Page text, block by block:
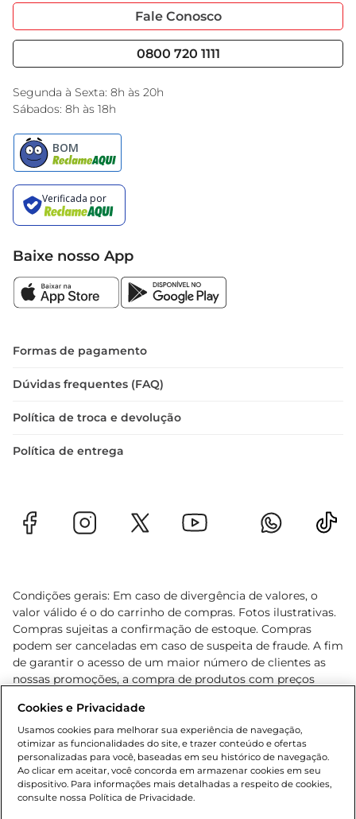
Portal do Fornecedo
Nossas Lojas
Serviços
Black Friday
Encarte do Dia
Fale Conosco
0800 720 1111
Segunda à Sexta: 8h às 20h
Sábados: 8h às 18h
Baixe nosso App
Formas de pagamento
Dúvidas frequentes (FAQ)
Política de troca e devolução
Política de entrega
Condições gerais: Em caso de divergência de valores, o
valor válido é o do carrinho de compras. Fotos ilustrativas.
Compras sujeitas a confirmação de estoque. Compras
podem ser canceladas em caso de suspeita de fraude. A fim
de garantir o acesso de um maior número de clientes as
nossas promoções, a compra de produtos com preços
cliente. Os preços, ofertas e condições são exclusivos para
o e-commerce e válidos durante o dia de hoje, podendo
sofrer alterações sem prévia notificação. Proibida a venda
de bebidas alcoólicas para menores de 18 anos, conforme
Lei n.º 8069/90, art. 81, inciso II (Estatuto da Criança e do
Adolescente). Preços e condições exclusivos para o
Cookies e Privacidade
Usamos cookies para melhorar sua experiência de navegação,
otimizar as funcionalidades do site, e trazer conteúdo e ofertas
personalizadas para você, baseadas em seu histórico de navegação.
Ao clicar em aceitar, você concorda em armazenar cookies em seu
dispositivo. Para informações mais detalhadas a respeito de cookies,
consulte nossa Política de Privacidade.